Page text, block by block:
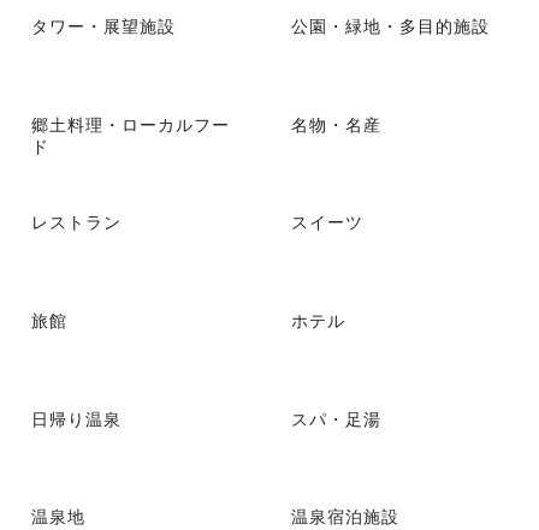
タワー・展望施設 公園・緑地・多目的施設
郷土料理・ローカルフー
ド
名物・名産
レストラン スイーツ
旅館 ホテル
日帰り温泉 スパ・足湯
温泉地 温泉宿泊施設